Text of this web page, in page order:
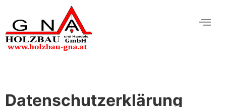
Datenschutzerklärung